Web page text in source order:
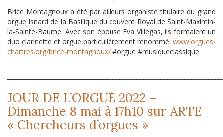
Brice Montagnoux a été par ailleurs organiste titulaire du grand
orgue Isnard de la Basilique du couvent Royal de Saint-Maximin-
la-Sainte-Baume. Avec son épouse Eva Villegas, ils formaient un
duo clarinette et orgue particulièrement renommé. www.orgues-
chartres.org/brice-montagnoux/ #orgue #musiqueclassique
JOUR DE L’ORGUE 2022 –
Dimanche 8 mai à 17h10 sur ARTE
« Chercheurs d’orgues »